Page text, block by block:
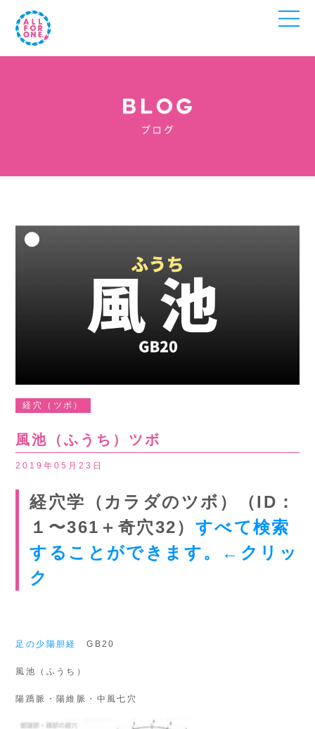
経穴（ツボ）
風池（ふうち）ツボ
2019年05月23日
経穴学（カラダのツボ）（ID：
１〜361＋奇穴32） すべて検索
することができます。←クリッ
ク
足の少陽胆経 GB20
風池（ふうち）
陽蹻脈・陽維脈・中風七穴